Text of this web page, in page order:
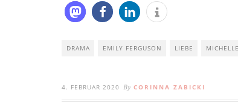
DRAMA EMILY FERGUSON LIEBE
4. FEBRUAR 2020 By CORINNA ZABICKI